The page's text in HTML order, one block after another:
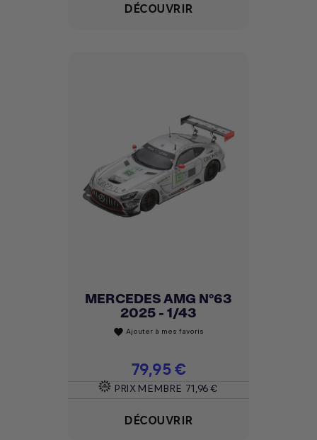
DÉCOUVRIR
MERCEDES AMG N°63
2025 - 1/43
favorite Ajouter à mes favoris
Prix
79,95 €
PRIX MEMBRE 71,96 €
DÉCOUVRIR